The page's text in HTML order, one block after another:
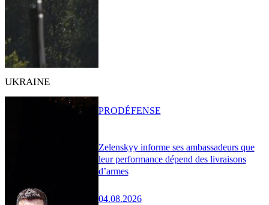
UKRAINE
Zelenskyy informe ses ambassadeurs que
leur performance dépend des livraisons
d’armes
04.08.2026
PRODÉFENSE